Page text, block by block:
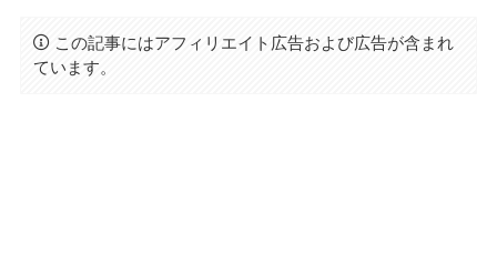
この記事にはアフィリエイト広告および広告が含まれ
ています。